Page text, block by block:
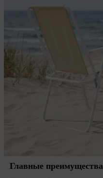
Главные преимущества